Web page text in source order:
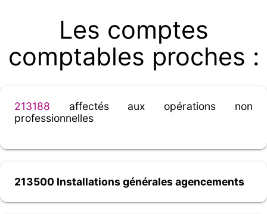
Les comptes
comptables proches :
213188 affectés aux opérations non
professionnelles
213500 Installations générales agencements